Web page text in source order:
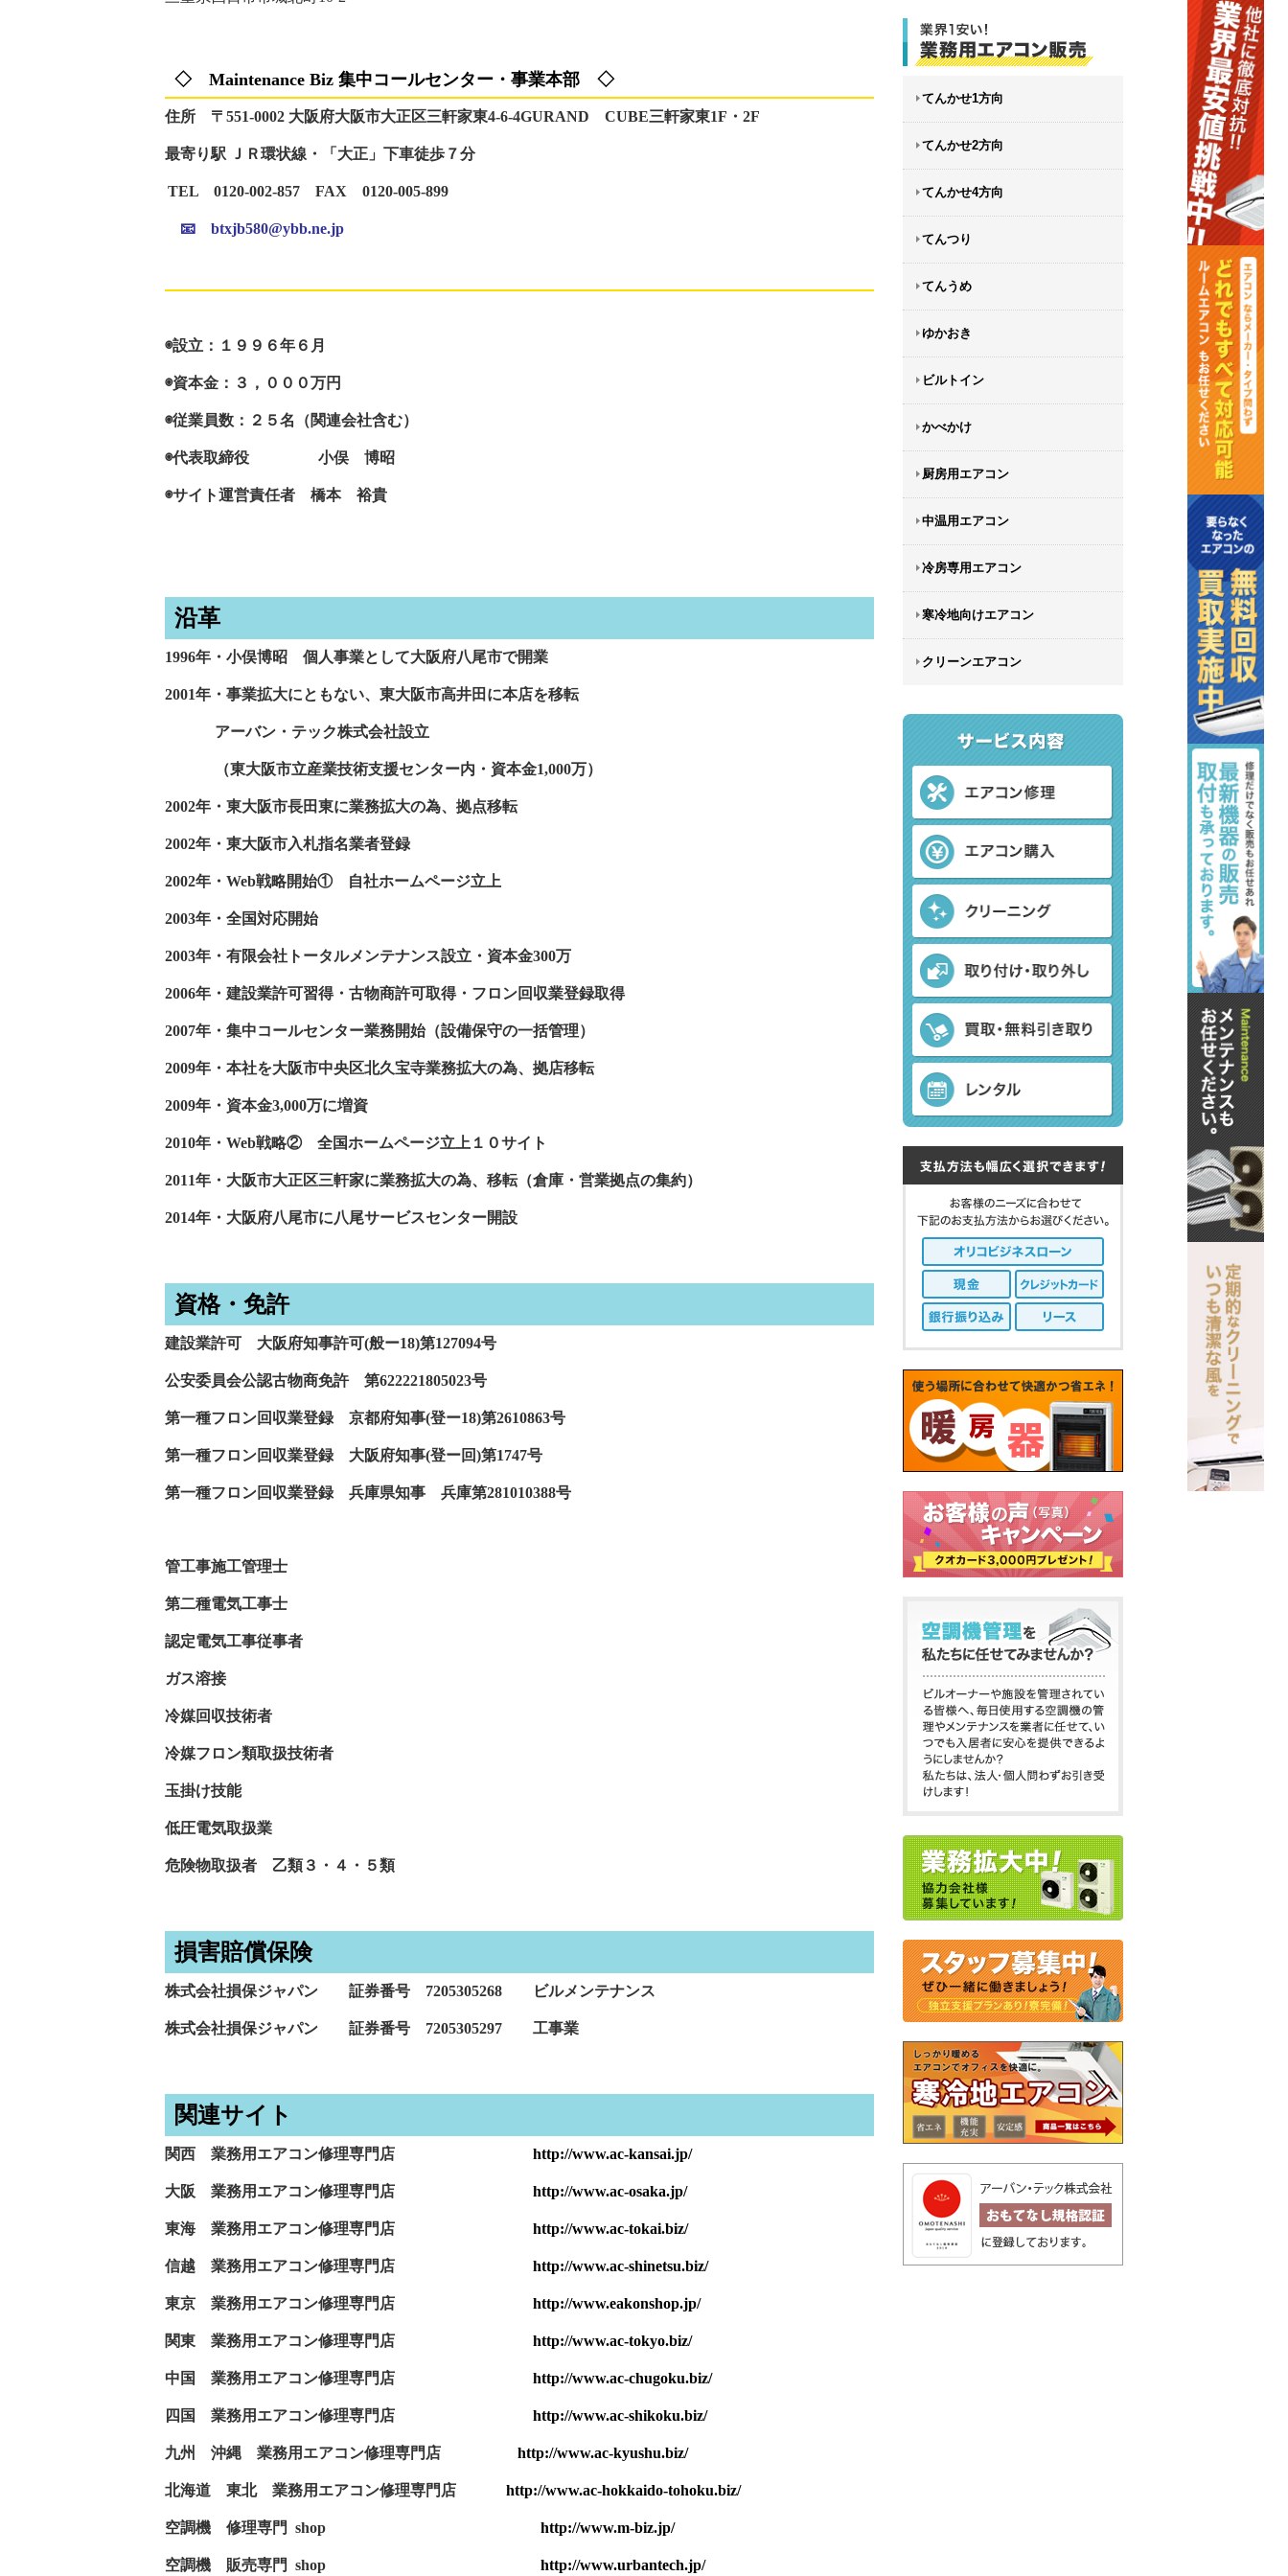
てんかせ1方向
てんかせ2方向
てんかせ4方向
てんつり
てんうめ
ゆかおき
ビルトイン
かべかけ
厨房用エアコン
中温用エアコン
冷房専用エアコン
寒冷地向けエアコン
クリーンエアコン
◇ Maintenance Biz 集中コールセンター・事業本部 ◇
住所 〒551-0002 大阪府大阪市大正区三軒家東4-6-4GURAND CUBE三軒家東1F・2F
最寄り駅 ＪＲ環状線・「大正」下車徒歩７分
TEL 0120‐002‐857 FAX 0120‐005‐899
📧 btxjb580@ybb.ne.jp
◉設立：１９９６年６月
◉資本金：３，０００万円
◉従業員数：２５名（関連会社含む）
◉代表取締役 小俣 博昭
◉サイト運営責任者 橋本 裕貴
沿革
1996年・小俣博昭 個人事業として大阪府八尾市で開業
2001年・事業拡大にともない、東大阪市高井田に本店を移転
アーバン・テック株式会社設立
（東大阪市立産業技術支援センター内・資本金1,000万）
2002年・東大阪市長田東に業務拡大の為、 拠点移転
2002年・東大阪市入札指名業者登録
2002年・Web戦略開始① 自社ホームページ立上
2003年・全国対応開始
2003年・有限会社トータルメンテナンス設立・資本金300万
2006年・建設業許可習得・古物商許可取得・フロン回収業登録取得
2007年・集中コールセンター業務開始（設備保守の一括管理）
2009年・本社を大阪市中央区北久宝寺業務拡大の為、拠店移転
2009年・資本金3,000万に増資
2010年・Web戦略② 全国ホームページ立上１０サイト
2011年・大阪市大正区三軒家に業務拡大の為、移転（倉庫・営業拠点の集約）
2014年・大阪府八尾市に八尾サービスセンター開設
資格・免許
建設業許可 大阪府知事許可(般ー18)第127094号
公安委員会公認古物商免許 第622221805023号
第一種フロン回収業登録 京都府知事(登ー18)第2610863号
第一種フロン回収業登録 大阪府知事(登ー回)第1747号
第一種フロン回収業登録 兵庫県知事 兵庫第281010388号
管工事施工管理士
第二種電気工事士
認定電気工事従事者
ガス溶接
冷媒回収技術者
冷媒フロン類取扱技術者
玉掛け技能
低圧電気取扱業
危険物取扱者 乙類３・４・５類
損害賠償保険
株式会社損保ジャパン 証券番号 7205305268 ビルメンテナンス
株式会社損保ジャパン 証券番号 7205305297 工事業
関連サイト
関西 業務用エアコン修理専門店 http://www.ac-kansai.jp/
大阪 業務用エアコン修理専門店 http://www.ac-osaka.jp/
東海 業務用エアコン修理専門店 http://www.ac-tokai.biz/
信越 業務用エアコン修理専門店 http://www.ac-shinetsu.biz/
東京 業務用エアコン修理専門店 http://www.eakonshop.jp/
関東 業務用エアコン修理専門店 http://www.ac-tokyo.biz/
中国 業務用エアコン修理専門店 http://www.ac-chugoku.biz/
四国 業務用エアコン修理専門店 http://www.ac-shikoku.biz/
九州 沖縄 業務用エアコン修理専門店 http://www.ac-kyushu.biz/
北海道 東北 業務用エアコン修理専門店 http://www.ac-hokkaido-tohoku.biz/
空調機 修理専門 shop http://www.m-biz.jp/
空調機 販売専門 shop http://www.urbantech.jp/